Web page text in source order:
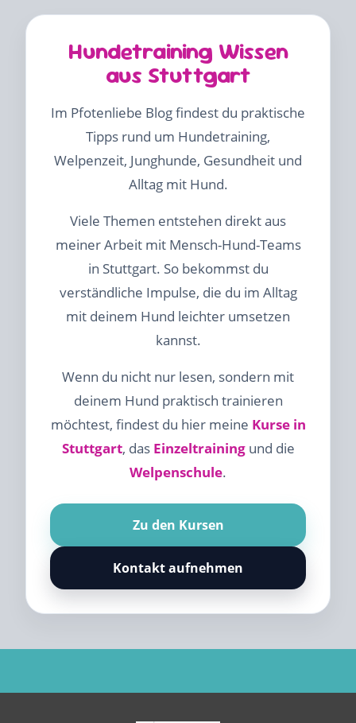
Hundetraining Wissen
aus Stuttgart
Im Pfotenliebe Blog findest du praktische
Tipps rund um Hundetraining,
Welpenzeit, Junghunde, Gesundheit und
Alltag mit Hund.
Viele Themen entstehen direkt aus
meiner Arbeit mit Mensch-Hund-Teams
in Stuttgart. So bekommst du
verständliche Impulse, die du im Alltag
mit deinem Hund leichter umsetzen
kannst.
Wenn du nicht nur lesen, sondern mit
deinem Hund praktisch trainieren
möchtest, findest du hier meine Kurse in
Stuttgart, das Einzeltrainingund die
Welpenschule.
Zu den Kursen
Kontakt aufnehmen